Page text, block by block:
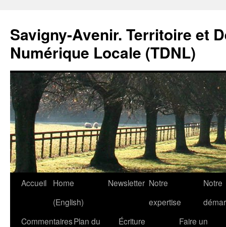
Savigny-Avenir. Territoire et
Numérique Locale (TDNL)
Aller
contenu
Accueil
Home
(English)
Newsletter Notre
expertise
Notre
CommentairesPlan du
Écriture
Faire un